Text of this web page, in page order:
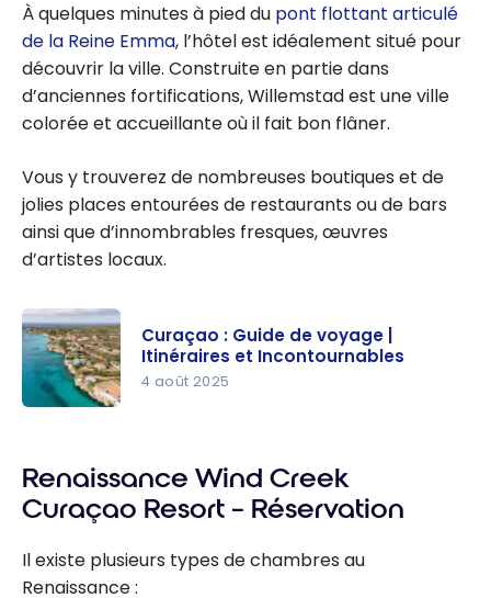
À quelques minutes à pied du pont flottant articulé
de la Reine Emma, l’hôtel est idéalement situé pour
découvrir la ville. Construite en partie dans
d’anciennes fortifications, Willemstad est une ville
colorée et accueillante où il fait bon flâner.
Vous y trouverez de nombreuses boutiques et de
jolies places entourées de restaurants ou de bars
ainsi que d’innombrables fresques, œuvres
d’artistes locaux.
voyage |
Itinéraires
Incontourn
ables
Curaçao : Guide de voyage |
Itinéraires et Incontournables
4 août 2025
Renaissance Wind Creek
Curaçao Resort – Réservation
Il existe plusieurs types de chambres au
Renaissance :